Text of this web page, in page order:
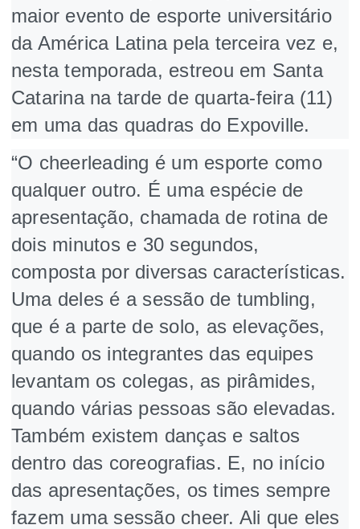
maior evento de esporte universitário
da América Latina pela terceira vez e,
nesta temporada, estreou em Santa
Catarina na tarde de quarta-feira (11)
em uma das quadras do Expoville.
“O cheerleading é um esporte como
qualquer outro. É uma espécie de
apresentação, chamada de rotina de
dois minutos e 30 segundos,
composta por diversas características.
Uma deles é a sessão de tumbling,
que é a parte de solo, as elevações,
quando os integrantes das equipes
levantam os colegas, as pirâmides,
quando várias pessoas são elevadas.
Também existem danças e saltos
dentro das coreografias. E, no início
das apresentações, os times sempre
fazem uma sessão cheer. Ali que eles